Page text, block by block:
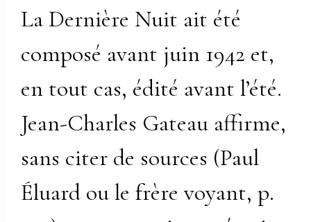
La Dernière Nuit ait été
composé avant juin 1942 et,
en tout cas, édité avant l’été.
Jean-Charles Gateau affirme,
sans citer de sources (Paul
Éluard ou le frère voyant, p.